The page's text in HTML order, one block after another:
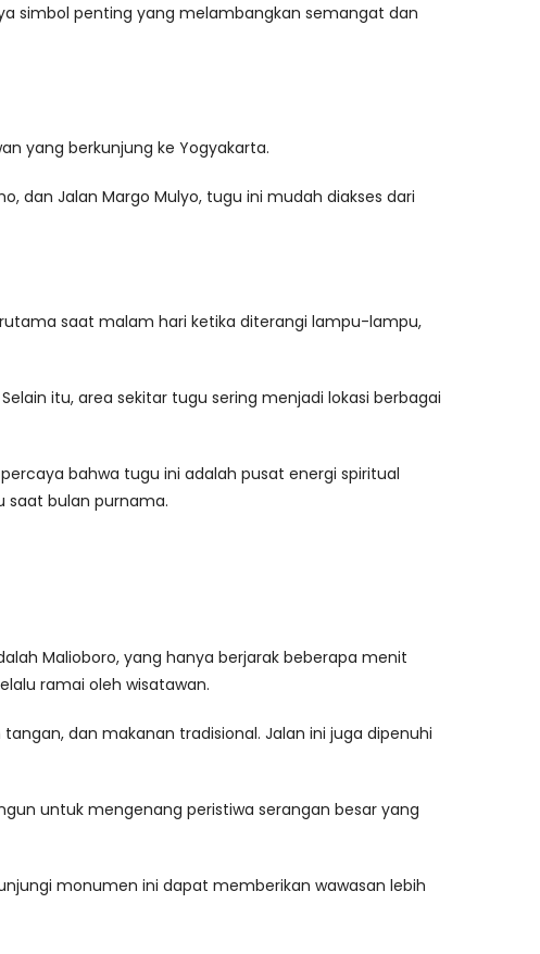
simbol penting yang melambangkan semangat dan
yang berkunjung ke Yogyakarta.
dan Jalan Margo Mulyo, tugu ini mudah diakses dari
saat malam hari ketika diterangi lampu-lampu,
itu, area sekitar tugu sering menjadi lokasi berbagai
bahwa tugu ini adalah pusat energi spiritual
saat bulan purnama.
Malioboro, yang hanya berjarak beberapa menit
ramai oleh wisatawan.
dan makanan tradisional. Jalan ini juga dipenuhi
untuk mengenang peristiwa serangan besar yang
monumen ini dapat memberikan wawasan lebih